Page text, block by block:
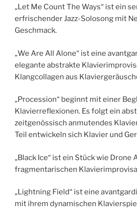
„Let Me Count The Ways“ ist ein
erfrischender Jazz-Solosong mit
Geschmack.
„We Are All Alone“ ist eine
elegante abstrakte
Klangcollagen aus
„Procession“ beginnt mit einer
Klavierreflexionen. Es folgt ein
zeitgenössisch anmutendes
Teil entwickeln sich Klavier und
„Black Ice“ ist ein Stück wie
fragmentarischen
„Lightning Field“ ist eine
mit ihrem dynamischen